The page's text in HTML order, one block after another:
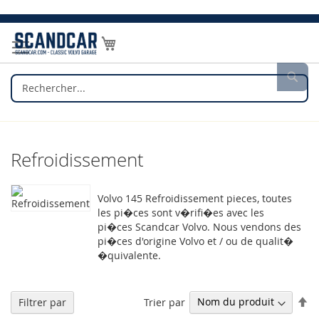
Allez
au
contenu
Mon panier
Refroidissement
Volvo 145 Refroidissement pieces, toutes
les pi�ces sont v�rifi�es avec les
pi�ces Scandcar Volvo. Nous vendons des
pi�ces d'origine Volvo et / ou de qualit�
�quivalente.
Trier par
Filtrer par